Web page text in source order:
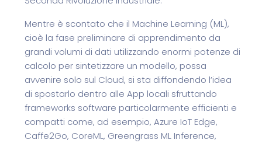
Mentre è scontato che il Machine Learning (ML),
cioè la fase preliminare di apprendimento da
grandi volumi di dati utilizzando enormi potenze di
calcolo per sintetizzare un modello, possa
avvenire solo sul Cloud, si sta diffondendo l’idea
di spostarlo dentro alle App locali sfruttando
frameworks software particolarmente efficienti e
compatti come, ad esempio, Azure IoT Edge,
Caffe2Go, CoreML, Greengrass ML Inference,